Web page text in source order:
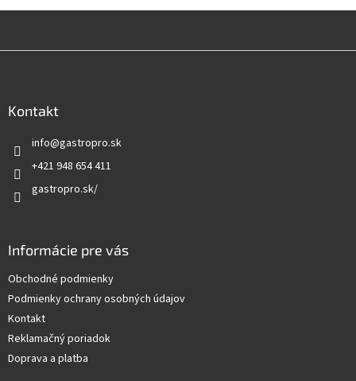
Kontakt
info@gastropro.sk
+421 948 654 411
gastropro.sk/
Informácie pre vás
Obchodné podmienky
Podmienky ochrany osobných údajov
Kontakt
Reklamačný poriadok
Doprava a platba